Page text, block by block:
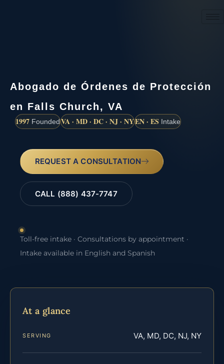
Abogado de Órdenes de Protección
en Falls Church, VA
1997 FoundedVA · MD · DC · NJ · NYEN · ES Intake
REQUEST A CONSULTATION
CALL (888) 437-7747
Toll-free intake · Consultations by appointment ·
Intake available in English and Spanish
At a glance
SERVING VA, MD, DC, NJ, NY